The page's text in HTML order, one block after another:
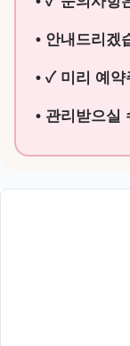
• 안내드리겠
• ✓ 미리 예약
• 관리받으실